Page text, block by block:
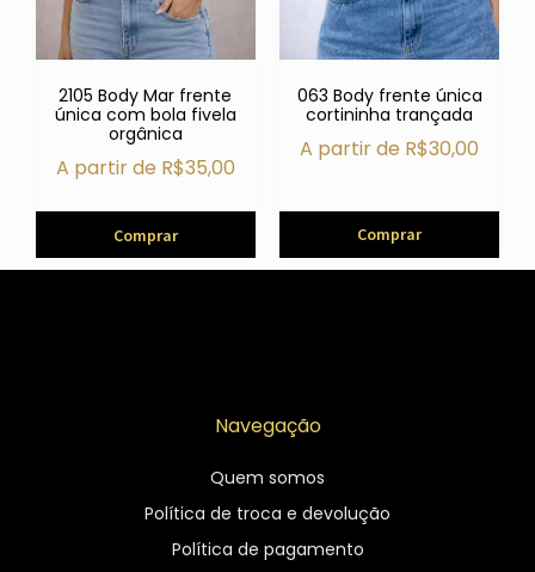
2105 Body Mar frente
única com bola fivela
orgânica
A partir de R$35,00
Comprar
063 Body frente única
cortininha trançada
A partir de R$30,00
Comprar
Navegação
Quem somos
Política de troca e devolução
Política de pagamento